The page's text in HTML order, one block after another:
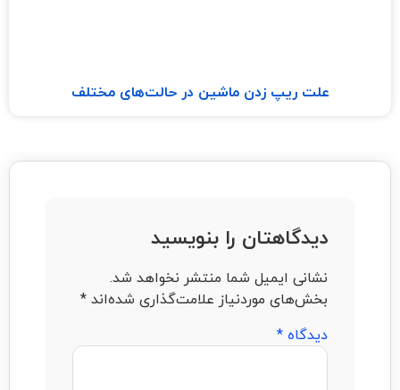
علت ریپ زدن ماشین در حالت‌های مختلف
دیدگاهتان را بنویسید
نشانی ایمیل شما منتشر نخواهد شد.
بخش‌های موردنیاز علامت‌گذاری شده‌اند*
دیدگاه*